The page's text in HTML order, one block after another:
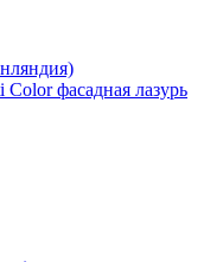
фасадная лазурь